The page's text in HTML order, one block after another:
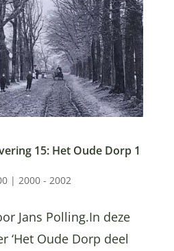
15: Het Oude Dorp 1
| 2000 - 2002
Jans Polling.In deze
‘Het Oude Dorp deel